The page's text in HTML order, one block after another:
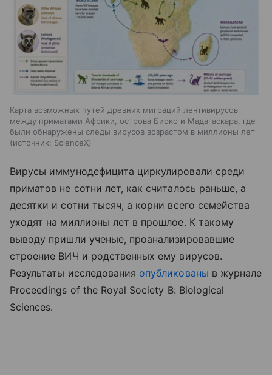
Карта возможных путей древних миграций лентивирусов
между приматами Африки, острова Биоко и Мадагаскара, где
были обнаружены следы вирусов возрастом в миллионы лет
источник: ScienceX
Вирусы иммунодефицита циркулировали среди
приматов не сотни лет, как считалось раньше, а
десятки и сотни тысяч, а корни всего семейства
уходят на миллионы лет в прошлое. К такому
выводу пришли ученые, проанализировавшие
строение ВИЧ и родственных ему вирусов.
Результаты исследования опубликованы в журнале
Proceedings of the Royal Society B: Biological
Sciences.